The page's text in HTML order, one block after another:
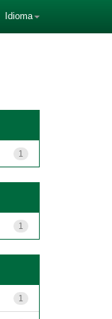
Idioma
1
1
1